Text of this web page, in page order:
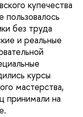
купечества
без труда
и реальные
курсы
мастерства,
принимали на